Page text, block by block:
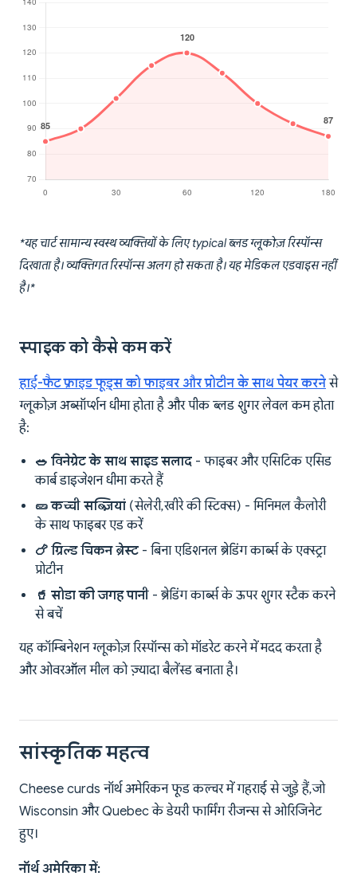
*यह चार्ट सामान्य स्वस्थ व्यक्तियों के लिए typical ब्लड ग्लूकोज़ रिस्पॉन्स
दिखाता है। व्यक्तिगत रिस्पॉन्स अलग हो सकता है। यह मेडिकल एडवाइस नहीं
है।*
स्पाइक को कैसे कम करें
हाई-फैट फ्राइड फूड्स को फाइबर और प्रोटीन के साथ पेयर करनेसे
ग्लूकोज़ अब्सॉर्प्शन धीमा होता है और पीक ब्लड शुगर लेवल कम होता
है:
🥗 विनेग्रेट के साथ साइड सलाद - फाइबर और एसिटिक एसिड
कार्ब डाइजेशन धीमा करते हैं
🥒 कच्ची सब्ज़ियां (सेलेरी, खीरे की स्टिक्स) - मिनिमल कैलोरी
के साथ फाइबर एड करें
🍗 ग्रिल्ड चिकन ब्रेस्ट - बिना एडिशनल ब्रेडिंग कार्ब्स के एक्स्ट्रा
प्रोटीन
🥤 सोडा की जगह पानी - ब्रेडिंग कार्ब्स के ऊपर शुगर स्टैक करने
से बचें
यह कॉम्बिनेशन ग्लूकोज़ रिस्पॉन्स को मॉडरेट करने में मदद करता है
और ओवरऑल मील को ज़्यादा बैलेंस्ड बनाता है।
सांस्कृतिक महत्व
Cheese curds नॉर्थ अमेरिकन फूड कल्चर में गहराई से जुड़े हैं, जो
Wisconsin और Quebec के डेयरी फार्मिंग रीजन्स से ओरिजिनेट
हुए।
नॉर्थ अमेरिका में: